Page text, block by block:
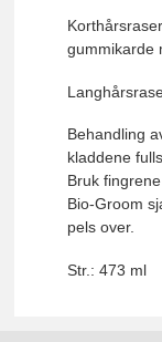
gummikarde
Behandling
kladdene
Bruk
Bio-Groom
pels over.
Str.: 473 ml